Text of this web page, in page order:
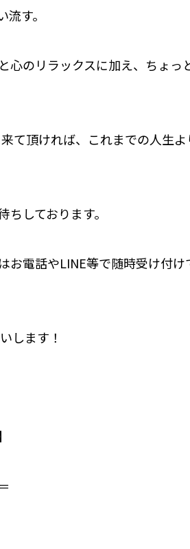
す。
心のリラックスに加え、ちょっ
て頂ければ、これまでの人生
しております。
お電話やLINE等で随時受け付
します！